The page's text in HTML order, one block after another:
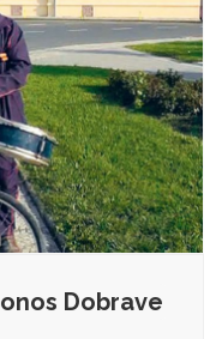
Dobrave